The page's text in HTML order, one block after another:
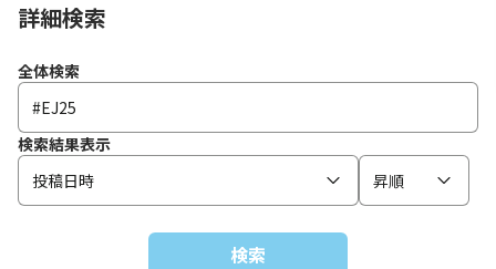
詳細検索
全体検索
検索結果表示
投稿日時
昇順
検索